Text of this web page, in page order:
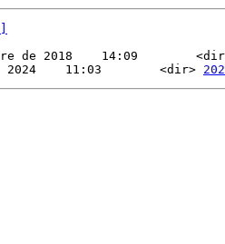
de 2018    14:09
2024    11:03        <dir>